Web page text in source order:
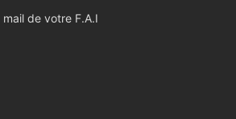
de votre F.A.I